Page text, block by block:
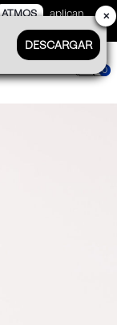
ATMOS
aplican
0
DESCARGAR
✕